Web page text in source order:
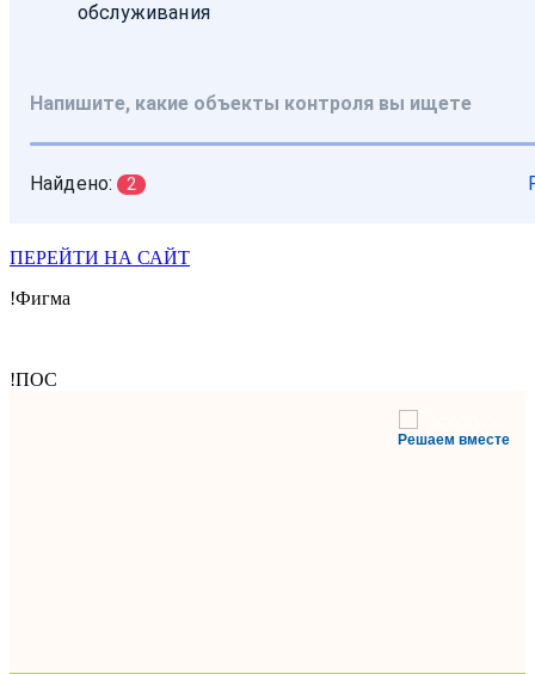
ПЕРЕЙТИ НА САЙТ
!Фигма
!ПОС
Решаем вместе